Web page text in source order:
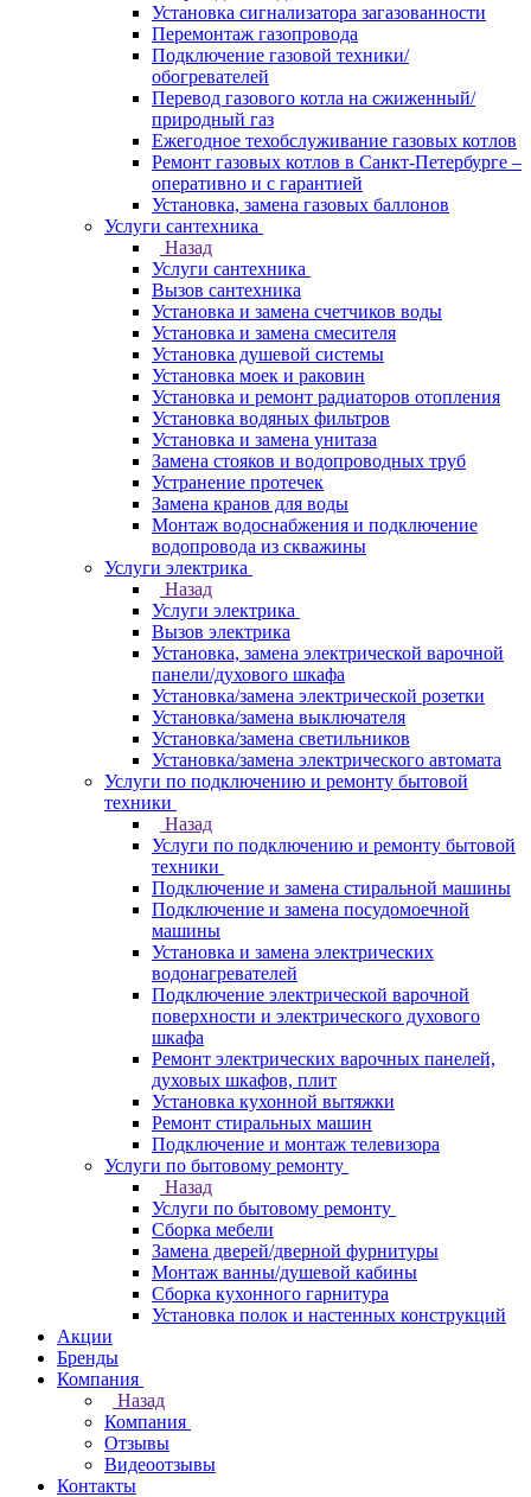
Установка сигнализатора загазованности
Перемонтаж газопровода
Подключение газовой техники/
обогревателей
Перевод газового котла на сжиженный/
природный газ
Ежегодное техобслуживание газовых котлов
Ремонт газовых котлов в Санкт-Петербурге –
оперативно и с гарантией
Установка, замена газовых баллонов
Услуги сантехника
Назад
Услуги сантехника
Вызов сантехника
Установка и замена счетчиков воды
Установка и замена смесителя
Установка душевой системы
Установка моек и раковин
Установка и ремонт радиаторов отопления
Установка водяных фильтров
Установка и замена унитаза
Замена стояков и водопроводных труб
Устранение протечек
Замена кранов для воды
Монтаж водоснабжения и подключение
водопровода из скважины
Услуги электрика
Назад
Услуги электрика
Вызов электрика
Установка, замена электрической варочной
панели/духового шкафа
Установка/замена электрической розетки
Установка/замена выключателя
Установка/замена светильников
Установка/замена электрического автомата
Услуги по подключению и ремонту бытовой
техники
Назад
Услуги по подключению и ремонту бытовой
техники
Подключение и замена стиральной машины
Подключение и замена посудомоечной
машины
Установка и замена электрических
водонагревателей
Подключение электрической варочной
поверхности и электрического духового
шкафа
Ремонт электрических варочных панелей,
духовых шкафов, плит
Установка кухонной вытяжки
Ремонт стиральных машин
Подключение и монтаж телевизора
Услуги по бытовому ремонту
Назад
Услуги по бытовому ремонту
Сборка мебели
Замена дверей/дверной фурнитуры
Монтаж ванны/душевой кабины
Сборка кухонного гарнитура
Установка полок и настенных конструкций
Акции
Бренды
Компания
Назад
Компания
Отзывы
Видеоотзывы
Контакты